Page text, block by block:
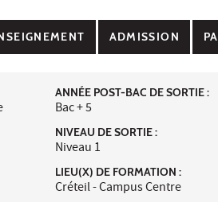
ADMISSION
ANNÉE POST-BAC DE SORTIE :
Bac + 5
NIVEAU DE SORTIE :
Niveau 1
LIEU(X) DE FORMATION :
Créteil - Campus Centre